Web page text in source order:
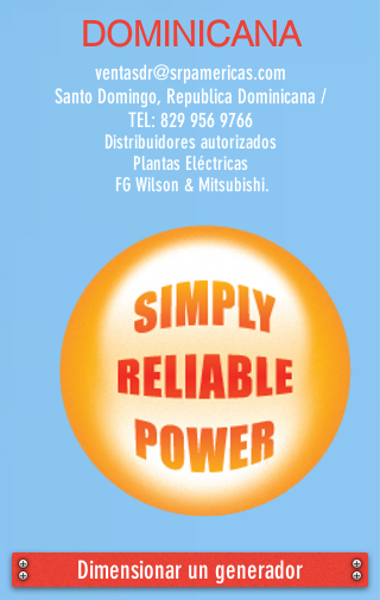
DOMINICANA
ventasdr@srpamericas.com
Santo Domingo, Republica Dominicana /
TEL: 829 956 9766
Distribuidores autorizados
Plantas Eléctricas
FG Wilson & Mitsubishi.
Dimensionar un generador